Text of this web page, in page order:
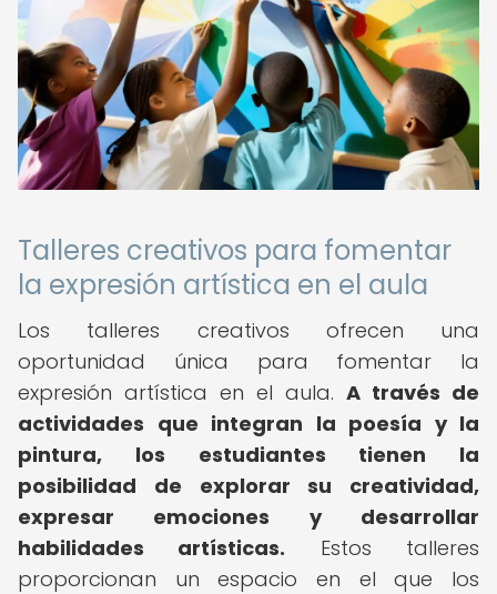
Talleres creativos para fomentar
la expresión artística en el aula
Los talleres creativos ofrecen una
oportunidad única para fomentar la
expresión artística en el aula. A través de
actividades que integran la poesía y la
pintura, los estudiantes tienen la
posibilidad de explorar su creatividad,
expresar emociones y desarrollar
habilidades artísticas. Estos talleres
proporcionan un espacio en el que los